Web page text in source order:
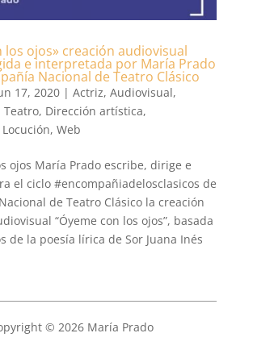
los ojos» creación audiovisual
e interpretada por María Prado
Nacional de Teatro Clásico
17, 2020| Actriz, Audiovisual,
Teatro, Dirección artística,
Locución, Web
ojos María Prado escribe, dirige e
el ciclo #encompañiadelosclasicos de
de Teatro Clásico la creación
“Óyeme con los ojos”, basada
de la poesía lírica de Sor Juana Inés
© 2026 María Prado